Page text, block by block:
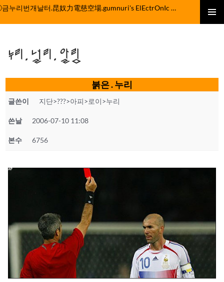
컨
뛰
기
ⓒ금누리번개날터.昆奴力電慈空場.gumnuri's ElEctrOnIc fActOrY
누리.널리.알림
붉은 . 누리
글쓴이 지단>???>아피>로이>누리
쓴날 2006-07-10 11:08
본수 6756